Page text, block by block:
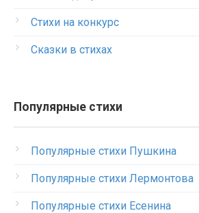
Стихи на конкурс
Сказки в стихах
Популярные стихи
Популярные стихи Пушкина
Популярные стихи Лермонтова
Популярные стихи Есенина